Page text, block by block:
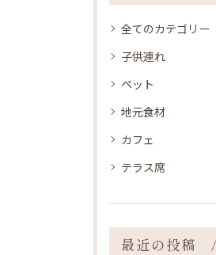
全てのカテゴリー
子供連れ
ペット
地元食材
カフェ
テラス席
最近の投稿